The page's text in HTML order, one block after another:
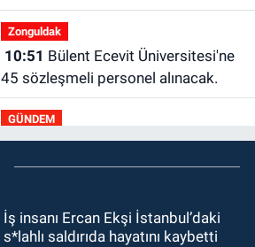
Zonguldak
10:51
45 sözleşmeli personel alınacak.
GÜNDEM
10:00Dışarıdakiler: Bir Zamanlar
Almanya’da’ 21 Ağustos’ta
GÜNDEM
22:57 Kim yeni kim eski!
İş insanı Ercan Ekşi İstanbul’daki
s*lahlı saldırıda hayatını kaybetti